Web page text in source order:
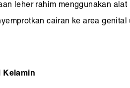
leher rahim menggunakan alat
cairan ke area
Kelamin